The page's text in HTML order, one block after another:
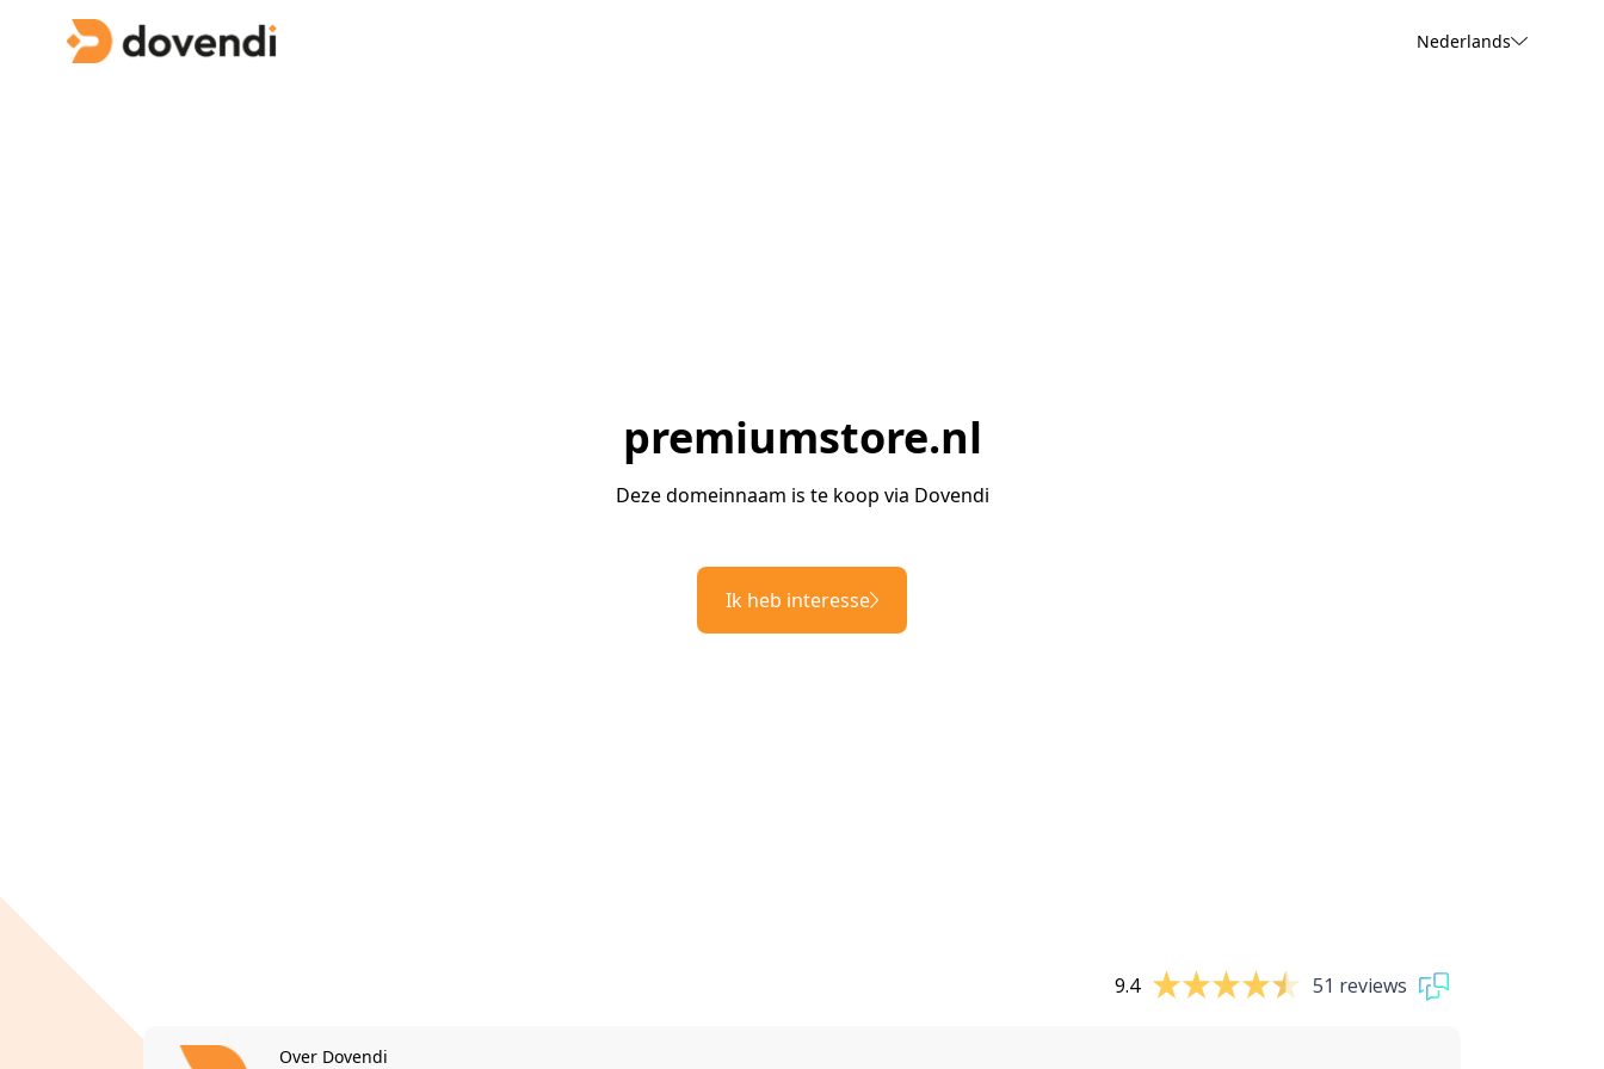
Nederlands
premiumstore.nl
Deze domeinnaam is te koop via Dovendi
Ik heb interesse
9.4 51 reviews
Over Dovendi